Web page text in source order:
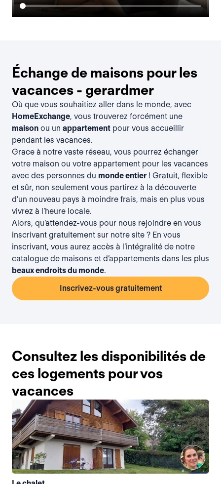
Échange de maisons pour les
vacances - gerardmer
Où que vous souhaitiez aller dans le monde, avec
HomeExchange, vous trouverez forcément une
maison ou un appartement pour vous accueillir
pendant les vacances.
Grace à notre vaste réseau, vous pourrez échanger
votre maison ou votre appartement pour les vacances
avec des personnes du monde entier ! Gratuit, flexible
et sûr, non seulement vous partirez à la découverte
d’un nouveau pays à moindre frais, mais en plus vous
vivrez à l’heure locale.
Alors, qu’attendez-vous pour nous rejoindre en vous
inscrivant gratuitement sur notre site ? En vous
inscrivant, vous aurez accès à l’intégralité de notre
catalogue de maisons et d’appartements dans les plus
beaux endroits du monde.
Inscrivez-vous gratuitement
Consultez les disponibilités de
ces logements pour vos
vacances